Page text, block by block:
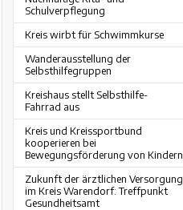
Schulverpflegung
Kreis wirbt für Schwimmkurse
Wanderausstellung der
Selbsthilfegruppen
Kreishaus stellt Selbsthilfe-
Fahrrad aus
Kreis und Kreissportbund
kooperieren bei
Bewegungsförderung von Kindern
Zukunft der ärztlichen Versorgung
im Kreis Warendorf: Treffpunkt
Gesundheitsamt